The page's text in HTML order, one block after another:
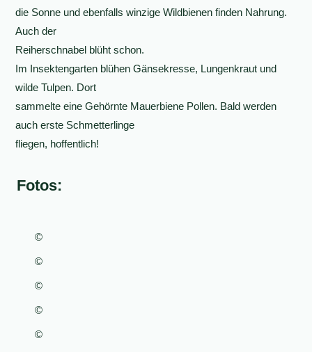
die Sonne und ebenfalls winzige Wildbienen finden Nahrung.
Auch der
Reiherschnabel blüht schon.
Im Insektengarten blühen Gänsekresse, Lungenkraut und
wilde Tulpen. Dort
sammelte eine Gehörnte Mauerbiene Pollen. Bald werden
auch erste Schmetterlinge
fliegen, hoffentlich!
Fotos:
©
©
©
©
©